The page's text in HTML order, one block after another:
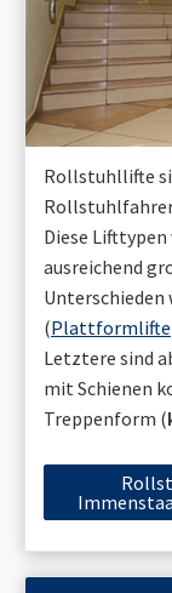
Rollstuhllifte
Diese
ausreichend
(Plattformlifte
Letztere sind
mit Schienen
Treppenform (